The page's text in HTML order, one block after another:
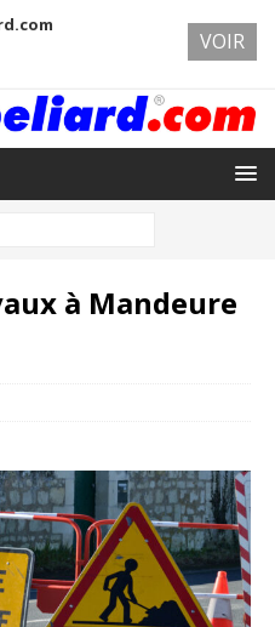
à Mandeure
VOIR